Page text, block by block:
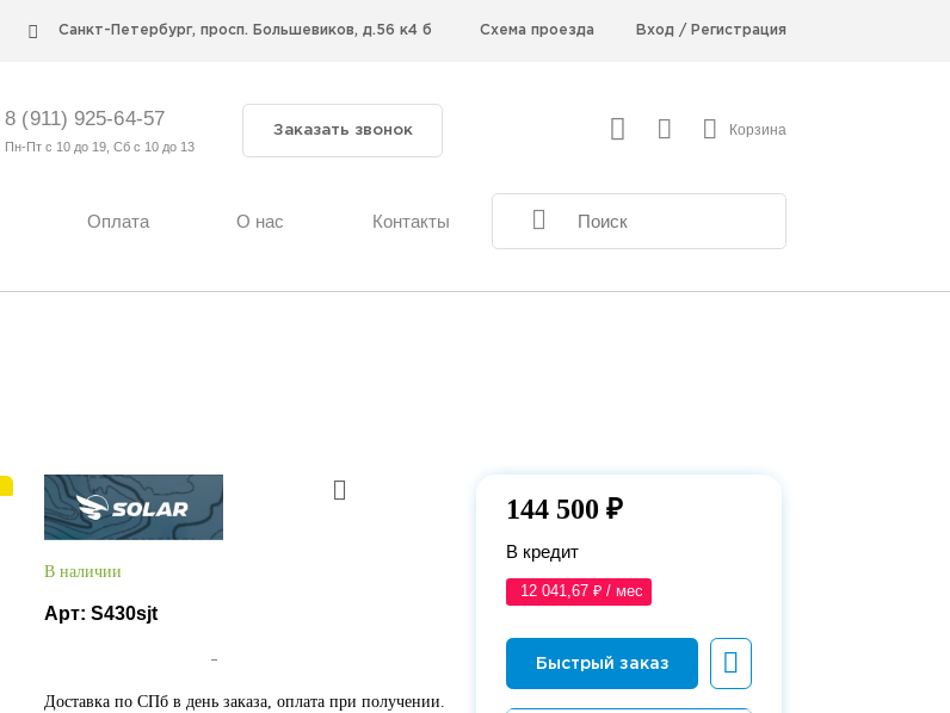
Cанкт-Петербург, просп. Большевиков, д.56 к4 б Схема проезда Вход / Регистрация
8 (911) 925-64-57
Пн-Пт с 10 до 19, Сб с 10 до 13
Заказать звонок Корзина
Оплата О нас Контакты
В наличии
Арт: S430sjt
Доставка по СПб в день заказа, оплата при получении.
144 500 ₽
В кредит
12 041,67 ₽ / мес